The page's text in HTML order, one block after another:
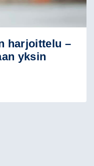
harjoittelu –
yksin